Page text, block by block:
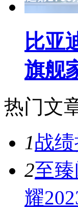
比亚
旗舰
热门文
1战
2至
耀